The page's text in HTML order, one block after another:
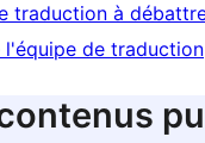
traduction à
l'équipe de traduction